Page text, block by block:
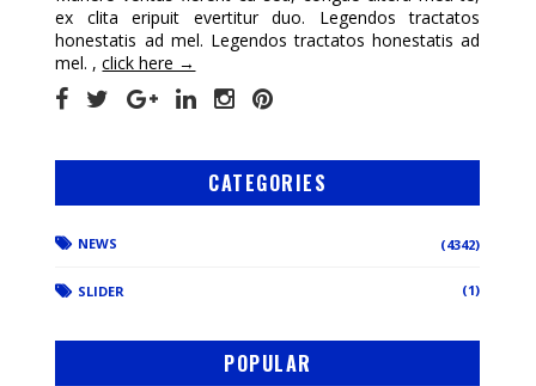
ex clita eripuit evertitur duo. Legendos tractatos
honestatis ad mel. Legendos tractatos honestatis ad
mel. ,click here →
CATEGORIES
NEWS (4342)
SLIDER (1)
POPULAR